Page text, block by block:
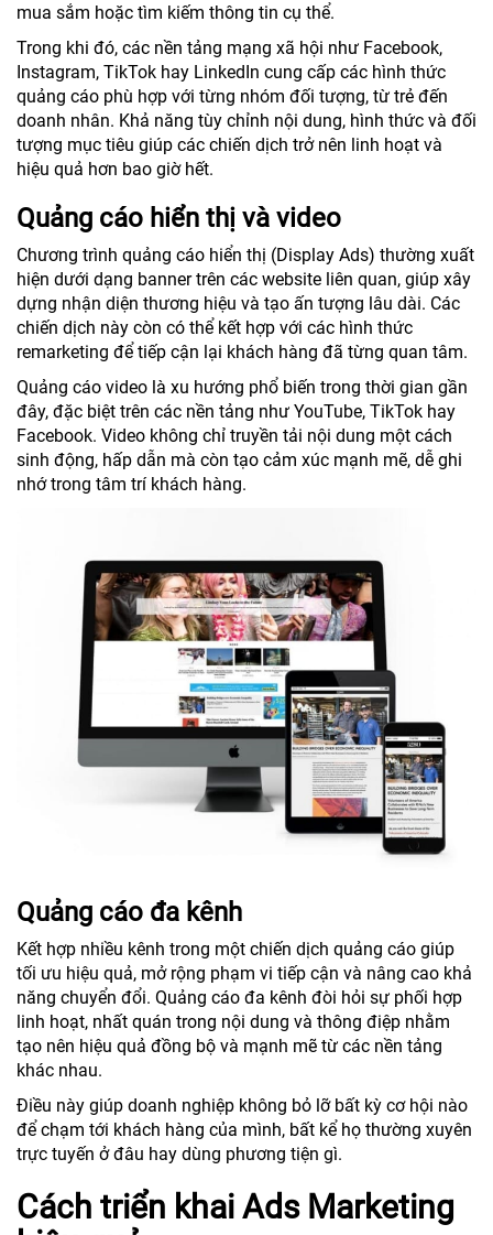
mua sắm hoặc tìm kiếm thông tin cụ thể.
Trong khi đó, các nền tảng mạng xã hội như Facebook,
Instagram, TikTok hay LinkedIn cung cấp các hình thức
quảng cáo phù hợp với từng nhóm đối tượng, từ trẻ đến
doanh nhân. Khả năng tùy chỉnh nội dung, hình thức và đối
tượng mục tiêu giúp các chiến dịch trở nên linh hoạt và
hiệu quả hơn bao giờ hết.
Quảng cáo hiển thị và video
Chương trình quảng cáo hiển thị (Display Ads) thường xuất
hiện dưới dạng banner trên các website liên quan, giúp xây
dựng nhận diện thương hiệu và tạo ấn tượng lâu dài. Các
chiến dịch này còn có thể kết hợp với các hình thức
remarketing để tiếp cận lại khách hàng đã từng quan tâm.
Quảng cáo video là xu hướng phổ biến trong thời gian gần
đây, đặc biệt trên các nền tảng như YouTube, TikTok hay
Facebook. Video không chỉ truyền tải nội dung một cách
sinh động, hấp dẫn mà còn tạo cảm xúc mạnh mẽ, dễ ghi
nhớ trong tâm trí khách hàng.
Quảng cáo đa kênh
Kết hợp nhiều kênh trong một chiến dịch quảng cáo giúp
tối ưu hiệu quả, mở rộng phạm vi tiếp cận và nâng cao khả
năng chuyển đổi. Quảng cáo đa kênh đòi hỏi sự phối hợp
linh hoạt, nhất quán trong nội dung và thông điệp nhằm
tạo nên hiệu quả đồng bộ và mạnh mẽ từ các nền tảng
khác nhau.
Điều này giúp doanh nghiệp không bỏ lỡ bất kỳ cơ hội nào
để chạm tới khách hàng của mình, bất kể họ thường xuyên
trực tuyến ở đâu hay dùng phương tiện gì.
Cách triển khai Ads Marketing